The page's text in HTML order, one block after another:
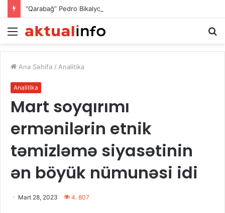
Menu
Ana Səhifə / Analitika
Analitika
Mart soyqırımı
ermənilərin etnik
təmizləmə siyasətinin
ən böyük nümunəsi idi
Mart 28, 2023 4. 807